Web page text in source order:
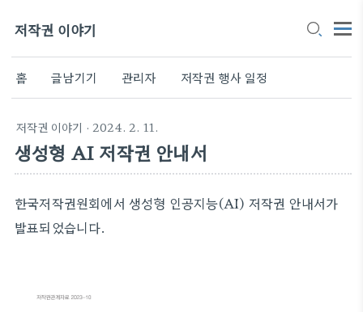
저작권 이야기
홈 글남기기 관리자 저작권 행사 일정
저작권 이야기 · 2024. 2. 11.
생성형 AI 저작권 안내서
한국저작권원회에서 생성형 인공지능(AI) 저작권 안내서가
발표되었습니다.